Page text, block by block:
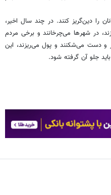
را دین‌گریز کنند. در چند سال اخیر،
در شهرها می‌چرخانند و برخی مردم
و دست می‌شکنند و پول می‌ریزند، این
جلو آن گرفته شود.